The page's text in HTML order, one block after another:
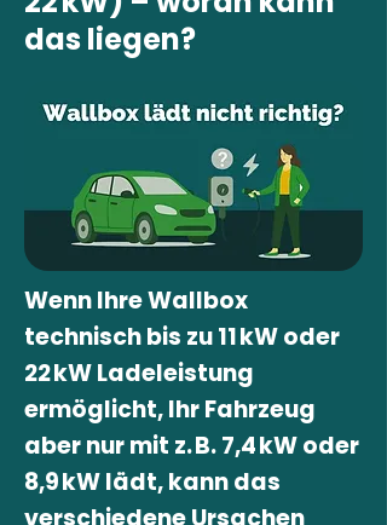
das liegen?
Wenn Ihre Wallbox
technisch bis zu 11 kW oder
22 kW Ladeleistung
ermöglicht, Ihr Fahrzeug
aber nur mit z. B. 7,4 kW oder
8,9 kW lädt, kann das
verschiedene Ursachen